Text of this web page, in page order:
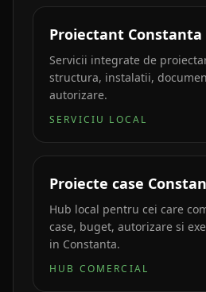
Proiectant Constanta
Servicii integrate de
structura, instalatii,
autorizare.
SERVICIU LOCAL
Proiecte case
Hub local pentru cei care
case, buget, autorizare si
in Constanta.
HUB COMERCIAL